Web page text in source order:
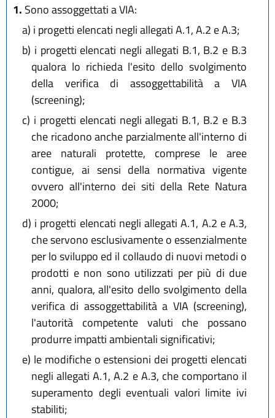
1. Sono assoggettati a VIA:
a) i progetti elencati negli allegati A.1, A.2 e A.3;
b) i progetti elencati negli allegati B.1, B.2 e B.3
qualora lo richieda l'esito dello svolgimento
della verifica di assoggettabilità a VIA
(screening);
c) i progetti elencati negli allegati B.1, B.2 e B.3
che ricadono anche parzialmente all'interno di
aree naturali protette, comprese le aree
contigue, ai sensi della normativa vigente
ovvero all'interno dei siti della Rete Natura
2000;
d) i progetti elencati negli allegati A.1, A.2 e A.3,
che servono esclusivamente o essenzialmente
per lo sviluppo ed il collaudo di nuovi metodi o
prodotti e non sono utilizzati per più di due
anni, qualora, all'esito dello svolgimento della
verifica di assoggettabilità a VIA (screening),
l'autorità competente valuti che possano
produrre impatti ambientali significativi;
e) le modifiche o estensioni dei progetti elencati
negli allegati A.1, A.2 e A.3, che comportano il
superamento degli eventuali valori limite ivi
stabiliti;